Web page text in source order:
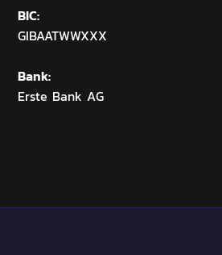
BIC:
GIBAATWWXXX
Bank:
Erste Bank AG